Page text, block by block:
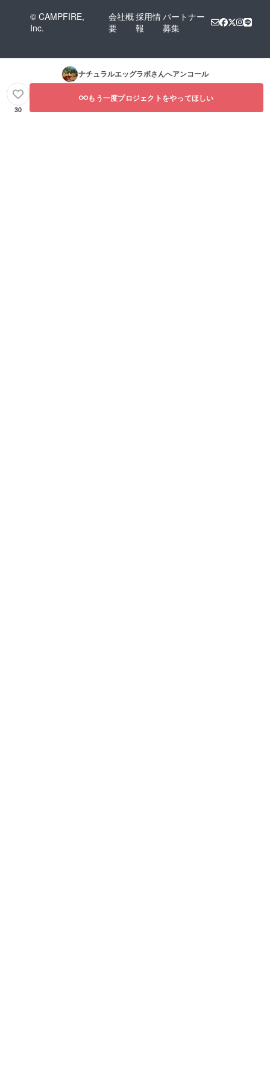
© CAMPFIRE,
Inc.
会社概
要
採用情
報
パートナー
募集
ナチュラルエッグラボさんへアンコール
30
もう一度プロジェクトをやってほしい